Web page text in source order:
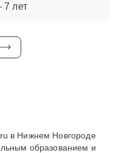
7 лет
в Нижнем Новгороде
образованием и